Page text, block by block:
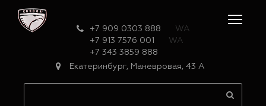
+7 909 0303 888
WA
+7 913 7576 001
WA
+7 343 3859 888
Екатеринбург, Маневровая, 43 А